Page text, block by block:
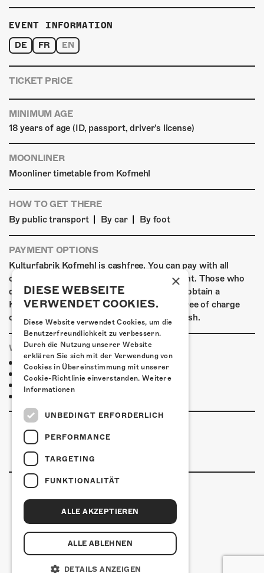
EVENT INFORMATION
DE FR EN
TICKET PRICE
MINIMUM AGE
18 years of age (ID, passport, driver's license)
MOONLINER
Moonliner timetable from Kofmehl
HOW TO GET THERE
By public transport
By car By foot
PAYMENT OPTIONS
Kulturfabrik Kofmehl is cashfree. You can pay with all
common debit & credit cards as well as Twint. Those who
do not have a digital means of payment can obtain a
Kofmehl wallet in the form of a debit card free of charge
outside the box office and top it up using cash.
WHERE TO STAY
Jugendherberge Solothurn
Hotel Kreuz Solothurn
H4 Hotel
Kulturfabrik Kofmehl
Kofmehlweg 1
+41 32 621 20 60
×
DIESE WEBSEITE
VERWENDET COOKIES.
Diese Website verwendet Cookies, um die
Benutzerfreundlichkeit zu verbessern.
Durch die Nutzung unserer Website
erklären Sie sich mit der Verwendung von
Cookies in Übereinstimmung mit unserer
Cookie-Richtlinie einverstanden. Weitere
Informationen
UNBEDINGT ERFORDERLICH
PERFORMANCE
TARGETING
FUNKTIONALITÄT
ALLE AKZEPTIEREN
ALLE ABLEHNEN
DETAILS ANZEIGEN